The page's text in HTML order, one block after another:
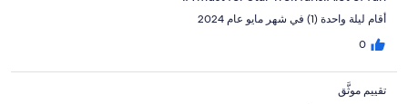
أقام ليلة واحدة (1) في شهر مايو عام 2024
0
تقييم موثَّق